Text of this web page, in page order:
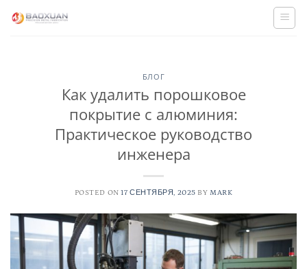
БЛОГ
Как удалить порошковое
покрытие с алюминия:
Практическое руководство
инженера
POSTED ON17 СЕНТЯБРЯ, 2025 BY MARK